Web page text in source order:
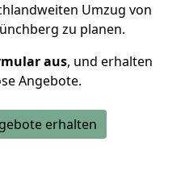
Umzug von
zu planen.
aus, und erhalten
Angebote.
erhalten